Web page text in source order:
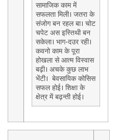
सामाजिक काम में
सफलता मिली। जतरा के
संजोग बन रहल बा। चोट
चपेट अस इस्तिथी बन
सकेला। भाग-दउर रही।
कवनो काम के पूरा
होखला से आत्म विस्वास
बढ़ी। अचके कुछ लाभ
भेंटी। बेवसायिक कोसिस
सफल होई। शिक्षा के
क्षेत्र में बढ़न्ती होई।